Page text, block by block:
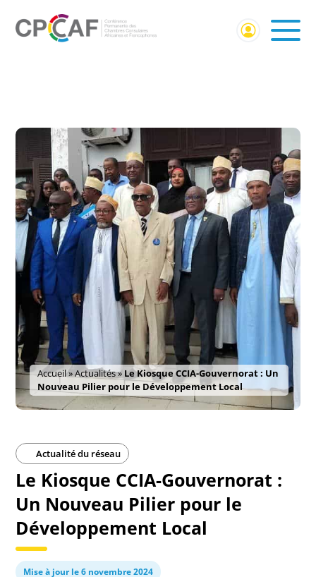
Accueil»Actualités» Le Kiosque CCIA-Gouvernorat : Un
Nouveau Pilier pour le Développement Local
Actualité du réseau
Le Kiosque CCIA-Gouvernorat :
Un Nouveau Pilier pour le
Développement Local
Mise à jour le 6 novembre 2024